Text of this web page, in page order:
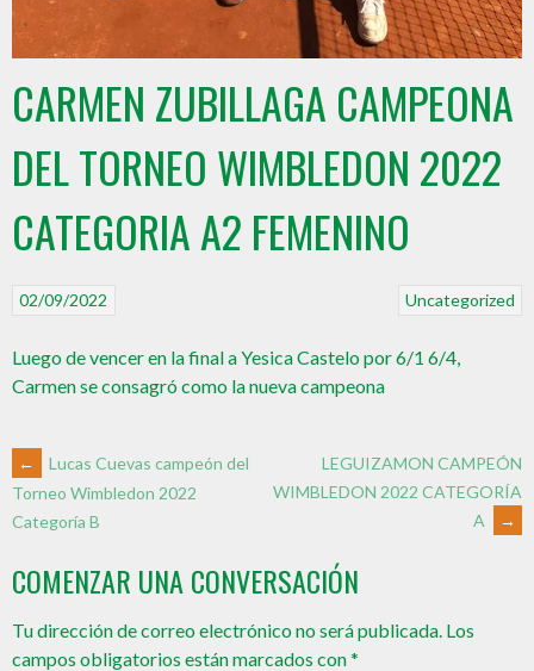
CARMEN ZUBILLAGA CAMPEONA
DEL TORNEO WIMBLEDON 2022
CATEGORIA A2 FEMENINO
Uncategorized
02/09/2022
Luego de vencer en la final a Yesica Castelo por 6/1 6/4,
Carmen se consagró como la nueva campeona
←
Lucas Cuevas campeón del
Torneo Wimbledon 2022
Categoría B
LEGUIZAMON CAMPEÓN
WIMBLEDON 2022 CATEGORÍA
A
→
COMENZAR UNA CONVERSACIÓN
Tu dirección de correo electrónico no será publicada. Los
campos obligatorios están marcados con*